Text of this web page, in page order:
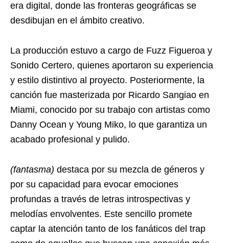
era digital, donde las fronteras geográficas se
desdibujan en el ámbito creativo.
La producción estuvo a cargo de Fuzz Figueroa y
Sonido Certero, quienes aportaron su experiencia
y estilo distintivo al proyecto. Posteriormente, la
canción fue masterizada por Ricardo Sangiao en
Miami, conocido por su trabajo con artistas como
Danny Ocean y Young Miko, lo que garantiza un
acabado profesional y pulido.
(fantasma) destaca por su mezcla de géneros y
por su capacidad para evocar emociones
profundas a través de letras introspectivas y
melodías envolventes. Este sencillo promete
captar la atención tanto de los fanáticos del trap